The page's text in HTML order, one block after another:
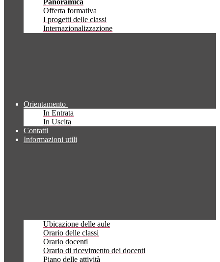
Panoramica
Offerta formativa
I progetti delle classi
Internazionalizzazione
Orientamento
In Entrata
In Uscita
Contatti
Informazioni utili
Ubicazione delle aule
Orario delle classi
Orario docenti
Orario di ricevimento dei docenti
Piano delle attività